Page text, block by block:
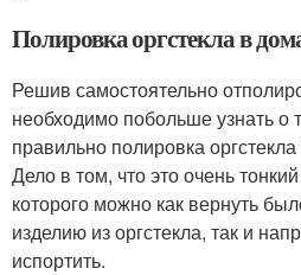
Полировка оргстекла в
Решив самостоятельно
необходимо побольше узнать о
правильно полировка
Дело в том, что это очень
которого можно как вернуть
изделию из оргстекла, так и
испортить.